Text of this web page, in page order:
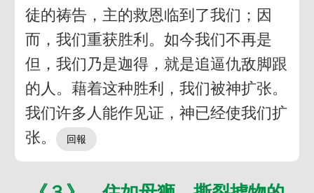
徒的祷告，主的救恩临到了我们；因
而，我们重获胜利。如今我们不再是
但，我们乃是迦得，就是追逼仇敌脚跟
的人。藉着这种胜利，我们被神扩张。
我们许多人能作见证，神已经使我们扩
张。